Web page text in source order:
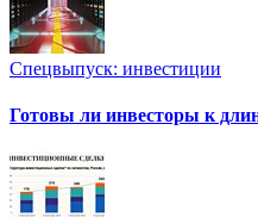
Спецвыпуск: инвестиции
Готовы ли инвесторы к